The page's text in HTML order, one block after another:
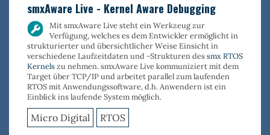
smxAware Live - Kernel Aware Debugging
MitsmxAware Livesteht ein Werkzeug zur
Verfügung, welches es dem Entwickler ermöglicht in
strukturierter und übersichtlicher Weise Einsicht in
verschiedene Laufzeitdaten und -Strukturen dessmx RTOS
Kernelszu nehmen. smxAware Livekommuniziert mit dem
Target über TCP/IP und arbeitet parallel zum laufenden
RTOS mit Anwendungssoftware, d.h. Anwendern ist ein
Einblick ins laufende System möglich.
Micro Digital RTOS